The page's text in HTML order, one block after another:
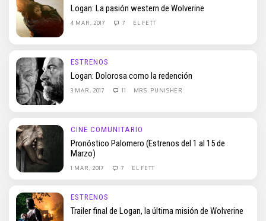
Logan: La pasión western de Wolverine
4 MAR, 2017 7 EL FETT
ESTRENOS
Logan: Dolorosa como la redención
3 MAR, 2017 11 MRS. PUNISHER
CINE COMUNITARIO
Pronóstico Palomero (Estrenos del 1 al 15 de
Marzo)
1 MAR, 2017 7 EL FETT
ESTRENOS
Trailer final de Logan, la última misión de Wolverine